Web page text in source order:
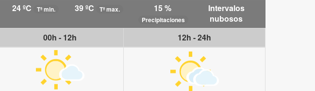
24 ºC Tª min. 39 ºC Tª max. 15 %
Precipitaciones
Intervalos
nubosos
00h - 12h
12h - 24h